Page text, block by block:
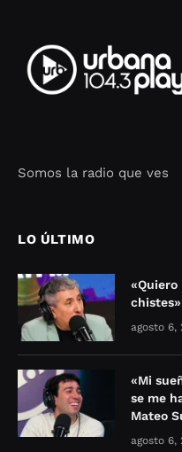
Somos la radio que ves
LO ÚLTIMO
«Quiero
agosto 6,
«Mi
se me
Mateo
agosto 6,